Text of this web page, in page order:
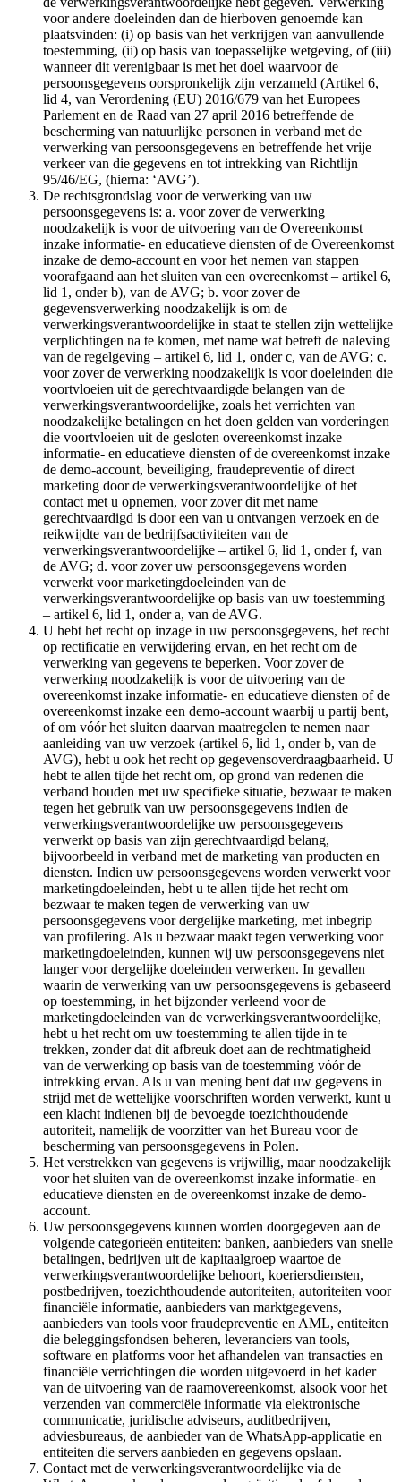
voor andere doeleinden dan de hierboven genoemde kan
plaatsvinden: (i) op basis van het verkrijgen van aanvullende
toestemming, (ii) op basis van toepasselijke wetgeving, of (iii)
wanneer dit verenigbaar is met het doel waarvoor de
persoonsgegevens oorspronkelijk zijn verzameld (Artikel 6,
lid 4, van Verordening (EU) 2016/679 van het Europees
Parlement en de Raad van 27 april 2016 betreffende de
bescherming van natuurlijke personen in verband met de
verwerking van persoonsgegevens en betreffende het vrije
verkeer van die gegevens en tot intrekking van Richtlijn
95/46/EG, (hierna: ‘AVG’).
De rechtsgrondslag voor de verwerking van uw
persoonsgegevens is: a. voor zover de verwerking
noodzakelijk is voor de uitvoering van de Overeenkomst
inzake informatie- en educatieve diensten of de Overeenkomst
inzake de demo-account en voor het nemen van stappen
voorafgaand aan het sluiten van een overeenkomst – artikel 6,
lid 1, onder b), van de AVG; b. voor zover de
gegevensverwerking noodzakelijk is om de
verwerkingsverantwoordelijke in staat te stellen zijn wettelijke
verplichtingen na te komen, met name wat betreft de naleving
van de regelgeving – artikel 6, lid 1, onder c, van de AVG; c.
voor zover de verwerking noodzakelijk is voor doeleinden die
voortvloeien uit de gerechtvaardigde belangen van de
verwerkingsverantwoordelijke, zoals het verrichten van
noodzakelijke betalingen en het doen gelden van vorderingen
die voortvloeien uit de gesloten overeenkomst inzake
informatie- en educatieve diensten of de overeenkomst inzake
de demo-account, beveiliging, fraudepreventie of direct
marketing door de verwerkingsverantwoordelijke of het
contact met u opnemen, voor zover dit met name
gerechtvaardigd is door een van u ontvangen verzoek en de
reikwijdte van de bedrijfsactiviteiten van de
verwerkingsverantwoordelijke – artikel 6, lid 1, onder f, van
de AVG; d. voor zover uw persoonsgegevens worden
verwerkt voor marketingdoeleinden van de
verwerkingsverantwoordelijke op basis van uw toestemming
– artikel 6, lid 1, onder a, van de AVG.
U hebt het recht op inzage in uw persoonsgegevens, het recht
op rectificatie en verwijdering ervan, en het recht om de
verwerking van gegevens te beperken. Voor zover de
verwerking noodzakelijk is voor de uitvoering van de
overeenkomst inzake informatie- en educatieve diensten of de
overeenkomst inzake een demo-account waarbij u partij bent,
of om vóór het sluiten daarvan maatregelen te nemen naar
aanleiding van uw verzoek (artikel 6, lid 1, onder b, van de
AVG), hebt u ook het recht op gegevensoverdraagbaarheid. U
hebt te allen tijde het recht om, op grond van redenen die
verband houden met uw specifieke situatie, bezwaar te maken
tegen het gebruik van uw persoonsgegevens indien de
verwerkingsverantwoordelijke uw persoonsgegevens
verwerkt op basis van zijn gerechtvaardigd belang,
bijvoorbeeld in verband met de marketing van producten en
diensten. Indien uw persoonsgegevens worden verwerkt voor
marketingdoeleinden, hebt u te allen tijde het recht om
bezwaar te maken tegen de verwerking van uw
persoonsgegevens voor dergelijke marketing, met inbegrip
van profilering. Als u bezwaar maakt tegen verwerking voor
marketingdoeleinden, kunnen wij uw persoonsgegevens niet
langer voor dergelijke doeleinden verwerken. In gevallen
waarin de verwerking van uw persoonsgegevens is gebaseerd
op toestemming, in het bijzonder verleend voor de
marketingdoeleinden van de verwerkingsverantwoordelijke,
hebt u het recht om uw toestemming te allen tijde in te
trekken, zonder dat dit afbreuk doet aan de rechtmatigheid
van de verwerking op basis van de toestemming vóór de
intrekking ervan. Als u van mening bent dat uw gegevens in
strijd met de wettelijke voorschriften worden verwerkt, kunt u
een klacht indienen bij de bevoegde toezichthoudende
autoriteit, namelijk de voorzitter van het Bureau voor de
bescherming van persoonsgegevens in Polen.
Het verstrekken van gegevens is vrijwillig, maar noodzakelijk
voor het sluiten van de overeenkomst inzake informatie- en
educatieve diensten en de overeenkomst inzake de demo-
account.
Uw persoonsgegevens kunnen worden doorgegeven aan de
volgende categorieën entiteiten: banken, aanbieders van snelle
betalingen, bedrijven uit de kapitaalgroep waartoe de
verwerkingsverantwoordelijke behoort, koeriersdiensten,
postbedrijven, toezichthoudende autoriteiten, autoriteiten voor
financiële informatie, aanbieders van marktgegevens,
aanbieders van tools voor fraudepreventie en AML, entiteiten
die beleggingsfondsen beheren, leveranciers van tools,
software en platforms voor het afhandelen van transacties en
financiële verrichtingen die worden uitgevoerd in het kader
van de uitvoering van de raamovereenkomst, alsook voor het
verzenden van commerciële informatie via elektronische
communicatie, juridische adviseurs, auditbedrijven,
adviesbureaus, de aanbieder van de WhatsApp-applicatie en
entiteiten die servers aanbieden en gegevens opslaan.
Contact met de verwerkingsverantwoordelijke via de